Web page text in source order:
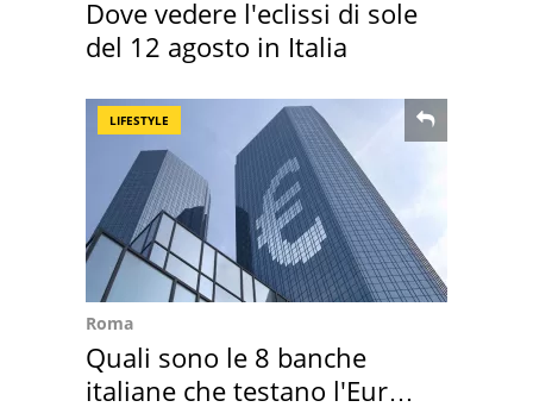
Dove vedere l'eclissi di sole
del 12 agosto in Italia
LIFESTYLE
Roma
Quali sono le 8 banche
italiane che testano l'Euro